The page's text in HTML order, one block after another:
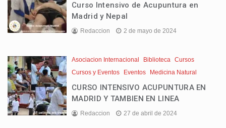
Curso Intensivo de Acupuntura en
Madrid y Nepal
Redaccion 2 de mayo de 2024
Asociacion Internacional Biblioteca Cursos
Cursos y Eventos
Eventos Medicina Natural
CURSO INTENSIVO ACUPUNTURA EN
MADRID Y TAMBIEN EN LINEA
Redaccion 27 de abril de 2024